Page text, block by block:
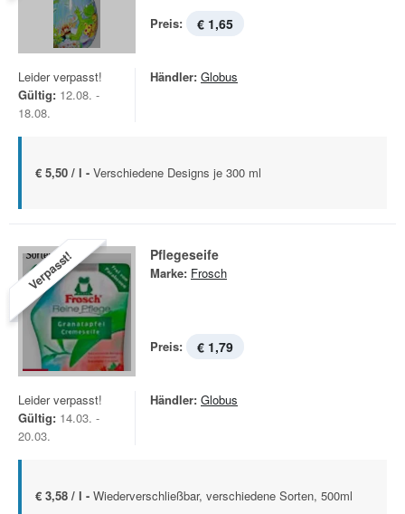
Preis: € 1,65
Leider verpasst!
Gültig: 12.08. -
18.08.
Händler: Globus
€ 5,50 / l - Verschiedene Designs je 300 ml
Verpasst! Pflegeseife
Marke: Frosch
Preis: € 1,79
Leider verpasst!
Gültig: 14.03. -
20.03.
Händler: Globus
€ 3,58 / l - Wiederverschließbar, verschiedene Sorten, 500ml